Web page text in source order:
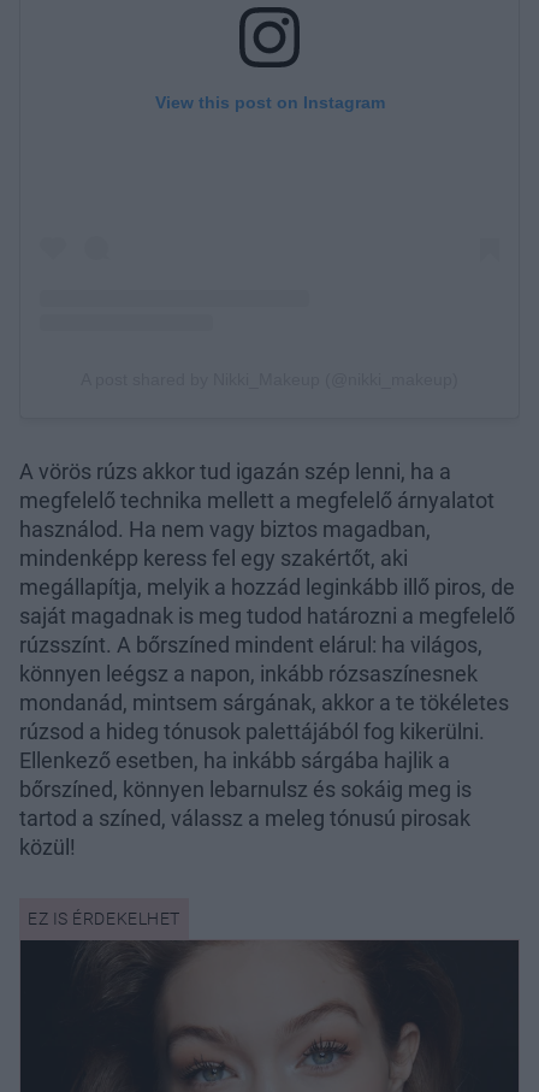
A vörös rúzs akkor tud igazán szép lenni, ha a
megfelelő technika mellett a megfelelő árnyalatot
használod. Ha nem vagy biztos magadban,
mindenképp keress fel egy szakértőt, aki
megállapítja, melyik a hozzád leginkább illő piros, de
saját magadnak is meg tudod határozni a megfelelő
rúzsszínt. A bőrszíned mindent elárul: ha világos,
könnyen leégsz a napon, inkább rózsaszínesnek
mondanád, mintsem sárgának, akkor a te tökéletes
rúzsod a hideg tónusok palettájából fog kikerülni.
Ellenkező esetben, ha inkább sárgába hajlik a
bőrszíned, könnyen lebarnulsz és sokáig meg is
tartod a színed, válassz a meleg tónusú pirosak
közül!